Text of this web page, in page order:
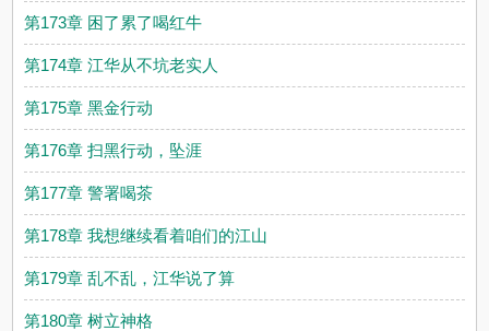
第173章 困了累了喝红牛
第174章 江华从不坑老实人
第175章 黑金行动
第176章 扫黑行动，坠涯
第177章 警署喝茶
第178章 我想继续看着咱们的江山
第179章 乱不乱，江华说了算
第180章 树立神格